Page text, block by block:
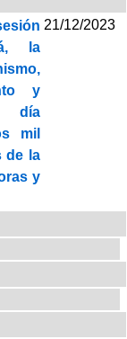
la
y
día
mil
de la
y
21/12/2023